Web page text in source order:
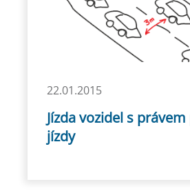
22.01.2015
Jízda vozidel s
jízdy